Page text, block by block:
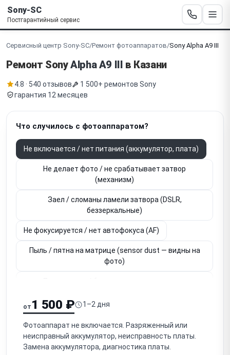
Sony-SC
Постгарантийный сервис
Сервисный центр Sony-SC/Ремонт фотоаппаратов/Sony Alpha A9 III
Ремонт SonyAlpha A9 III в Казани
4.8 · 540 отзывов
1 500+ ремонтов Sony
гарантия 12 месяцев
Что случилось с фотоаппаратом?
Не включается / нет питания (аккумулятор, плата)
Не делает фото / не срабатывает затвор
(механизм)
Заел / сломаны ламели затвора (DSLR,
беззеркальные)
Не фокусируется / нет автофокуса (AF)
Пыль / пятна на матрице (sensor dust — видны на
фото)
Не работает / повреждён объектив (байонет,
привод AF, диафрагма)
Не работает дисплей / откидной экран
от 1 500 ₽ 1–2 дня
Фотоаппарат не включается. Разряженный или
неисправный аккумулятор, неисправность платы.
Замена аккумулятора, диагностика платы.